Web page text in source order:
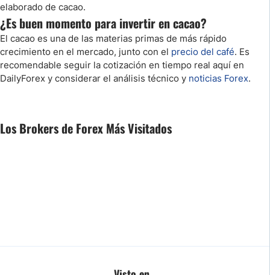
elaborado de cacao.
¿Es buen momento para invertir en cacao?
El cacao es una de las materias primas de más rápido
crecimiento en el mercado, junto con el precio del café. Es
recomendable seguir la cotización en tiempo real aquí en
DailyForex y considerar el análisis técnico y noticias Forex.
Los Brokers de Forex Más Visitados